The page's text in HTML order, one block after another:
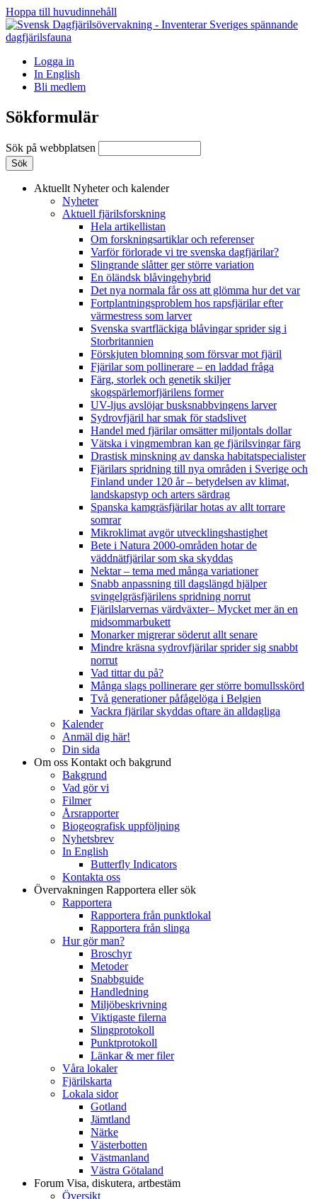
Hoppa till huvudinnehåll
Logga in
In English
Bli medlem
Sökformulär
Sök på webbplatsen
Aktuellt Nyheter och kalender
Nyheter
Aktuell fjärilsforskning
Hela artikellistan
Om forskningsartiklar och referenser
Varför förlorade vi tre svenska dagfjärilar?
Slingrande slåtter ger större variation
En öländsk blåvingehybrid
Det nya normala får oss att glömma hur det var
Fortplantningsproblem hos rapsfjärilar efter
värmestress som larver
Svenska svartfläckiga blåvingar sprider sig i
Storbritannien
Förskjuten blomning som försvar mot fjäril
Fjärilar som pollinerare – en laddad fråga
Färg, storlek och genetik skiljer
skogspärlemorfjärilens former
UV-ljus avslöjar busksnabbvingens larver
Sydrovfjäril har smak för stadslivet
Handel med fjärilar omsätter miljontals dollar
Vätska i vingmembran kan ge fjärilsvingar färg
Drastisk minskning av danska habitatspecialister
Fjärilars spridning till nya områden i Sverige och
Finland under 120 år– betydelsen av klimat,
landskapstyp och arters särdrag
Spanska kamgräsfjärilar hotas av allt torrare
somrar
Mikroklimat avgör utvecklingshastighet
Bete i Natura 2000-områden hotar de
väddnätfjärilar som ska skyddas
Nektar – tema med många variationer
Snabb anpassning till dagslängd hjälper
svingelgräsfjärilens spridning norrut
Fjärilslarvernas värdväxter– Mycket mer än en
midsommarbukett
Monarker migrerar söderut allt senare
Mindre kräsna sydrovfjärilar sprider sig snabbt
norrut
Vad tittar du på?
Många slags pollinerare ger större bomullsskörd
Två generationer påfågelöga i Belgien
Vackra fjärilar skyddas oftare än alldagliga
Kalender
Anmäl dig här!
Din sida
Om oss Kontakt och bakgrund
Bakgrund
Vad gör vi
Filmer
Årsrapporter
Biogeografisk uppföljning
Nyhetsbrev
In English
Butterfly Indicators
Kontakta oss
Övervakningen Rapportera eller sök
Rapportera
Rapportera från punktlokal
Rapportera från slinga
Hur gör man?
Broschyr
Metoder
Snabbguide
Handledning
Miljöbeskrivning
Viktigaste filerna
Slingprotokoll
Punktprotokoll
Länkar & mer filer
Våra lokaler
Fjärilskarta
Lokala sidor
Gotland
Jämtland
Närke
Västerbotten
Västmanland
Västra Götaland
Forum Visa, diskutera, artbestäm
Översikt